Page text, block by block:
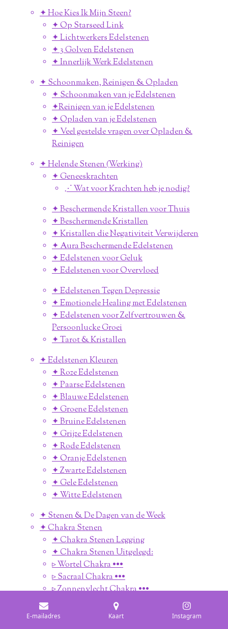
✦ Hoe Kies Ik Mijn Steen?
✦ Op Starseed Link
✦ Lichtwerkers Edelstenen
✦ 3 Golven Edelstenen
✦ Innerlijk Werk Edelstenen
✦ Schoonmaken, Reinigen & Opladen
✦ Schoonmaken van je Edelstenen
✦Reinigen van je Edelstenen
✦ Opladen van je Edelstenen
✦ Veel gestelde vragen over Opladen &
Reinigen
✦ Helende Stenen (Werking)
✦ Geneeskrachten
⋰ Wat voor Krachten heb je nodig?
✦ Beschermende Kristallen voor Thuis
✦ Beschermende Kristallen
✦ Kristallen die Negativiteit Verwijderen
✦ Aura Beschermende Edelstenen
✦ Edelstenen voor Geluk
✦ Edelstenen voor Overvloed
✦ Edelstenen Tegen Depressie
✦ Emotionele Healing met Edelstenen
✦ Edelstenen voor Zelfvertrouwen &
Persoonlucke Groei
✦ Tarot & Kristallen
✦ Edelstenen Kleuren
✦ Roze Edelstenen
✦ Paarse Edelstenen
✦ Blauwe Edelstenen
✦ Groene Edelstenen
✦ Bruine Edelstenen
✦ Grijze Edelstenen
✦ Rode Edelstenen
✦ Oranje Edelstenen
✦ Zwarte Edelstenen
✦ Gele Edelstenen
✦ Witte Edelstenen
✦ Stenen & De Dagen van de Week
✦ Chakra Stenen
✦ Chakra Stenen Legging
✦ Chakra Stenen Uitgelegd:
▹ Wortel Chakra •••
▹ Sacraal Chakra •••
▹ Zonnenvlecht Chakra •••
▹ Hart Chakra •••
▹ Keel Chakra •••
E-mailadres Kaart Instagram